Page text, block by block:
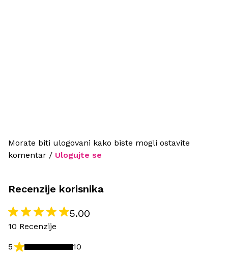
Morate biti ulogovani kako biste mogli ostavite
komentar / Ulogujte se
Recenzije korisnika
5.00
10 Recenzije
5 10